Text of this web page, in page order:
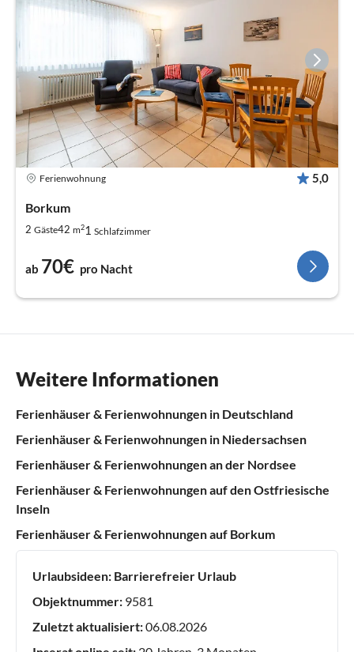
Ferienwohnung 5,0
Borkum
2 Gäste42 m21 Schlafzimmer
ab 70€ pro Nacht
Weitere Informationen
Ferienhäuser & Ferienwohnungen in Deutschland
Ferienhäuser & Ferienwohnungen in Niedersachsen
Ferienhäuser & Ferienwohnungen an der Nordsee
Ferienhäuser & Ferienwohnungen auf den Ostfriesische
Inseln
Ferienhäuser & Ferienwohnungen auf Borkum
Urlaubsideen: Barrierefreier Urlaub
Objektnummer: 9581
Zuletzt aktualisiert:06.08.2026